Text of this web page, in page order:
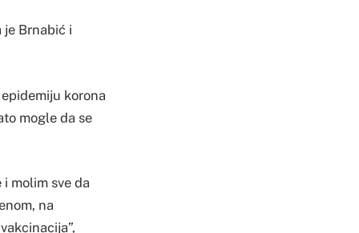
je Brnabić i
korona
mogle da se
molim sve da
na